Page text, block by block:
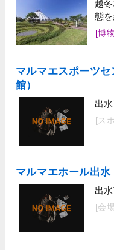
越
態
[博
マルマエスポーツ
館）
出
[ス
マルマエホール出水
出
[会